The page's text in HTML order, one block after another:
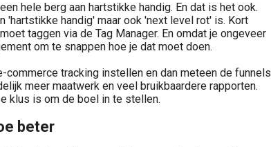
hele berg aan hartstikke handig. En dat is het ook.
'hartstikke handig' maar ook 'next level rot' is. Kort
taggen via de Tag Manager. En omdat je ongeveer
om te snappen hoe je dat moet doen.
commerce tracking instellen en dan meteen de funnels
meer maatwerk en veel bruikbaardere rapporten.
klus is om de boel in te stellen.
beter